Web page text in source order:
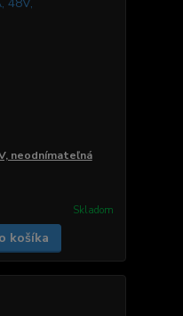
neodnímateľná
Skladom
košíka